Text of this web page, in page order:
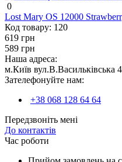
0
Lost Mary OS 12000
Код товару: 120
619 грн
589 грн
Наша адреса:
м.Київ вул.В.Васильківська
Зателефонуйте нам:
+38 068 128 64 64
Передзвоніть мені
До контактів
Час роботи